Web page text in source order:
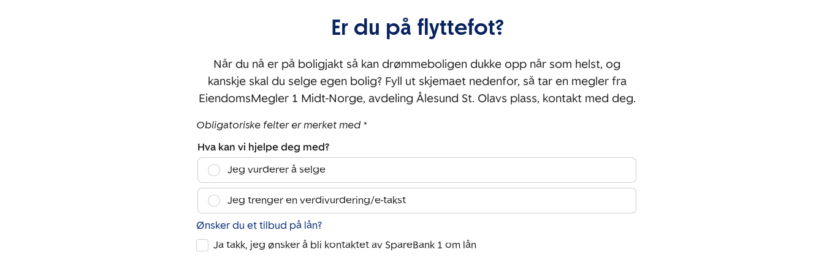
Er du på flyttefot?
Når du nå er på boligjakt så kan drømmeboligen dukke opp når som helst, og
kanskje skal du selge egen bolig? Fyll ut skjemaet nedenfor, så tar en megler fra
EiendomsMegler 1 Midt-Norge, avdeling Ålesund St. Olavs plass, kontakt med deg.
Obligatoriske felter er merket med *
Hva kan vi hjelpe deg med?
Jeg vurderer å selge
Jeg trenger en verdivurdering/e-takst
Ønsker du et tilbud på lån?
Ja takk, jeg ønsker å bli kontaktet av SpareBank 1 om lån